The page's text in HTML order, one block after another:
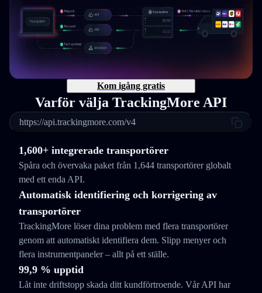
Kom igång gratis
Varför välja TrackingMore API
https://api.trackingmore.com/v4
1,600+ integrerade transportörer
Spåra och övervaka paket från 1,644 transportörer globalt
med ett enda API.
Automatisk identifiering och korrigering av
transportörer
TrackingMore löser dina problem med flera transportörer
genom att automatiskt identifiera dem. Slipp menyer och
flera instrumentpaneler – allt på ett ställe.
99,9 % upptid
Låt inte driftstopp skada ditt kundförtroende. Vår API har